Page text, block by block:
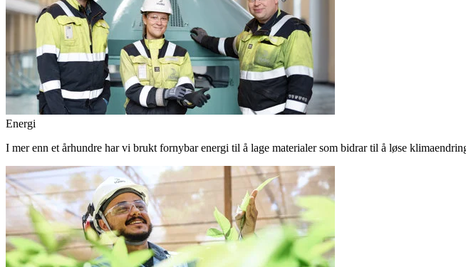
Energi
I mer enn et århundre har vi brukt fornybar energi til å lage materialer som bidrar til å løse